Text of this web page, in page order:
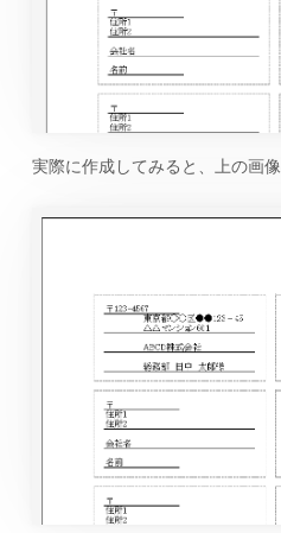
実際に作成してみると、上の画